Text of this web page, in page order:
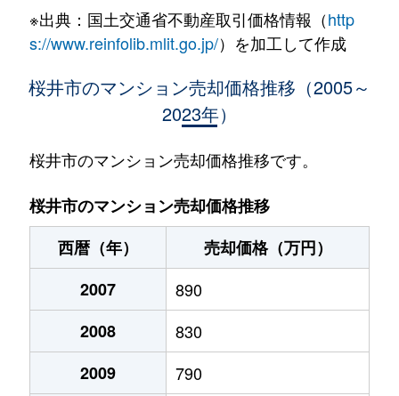
※出典：国土交通省不動産取引価格情報（http
s://www.reinfolib.mlit.go.jp/）を加工して作成
桜井市のマンション売却価格推移（2005～
2023年）
桜井市のマンション売却価格推移です。
桜井市のマンション売却価格推移
西暦（年）
売却価格（万円）
2007
890
2008
830
2009
790